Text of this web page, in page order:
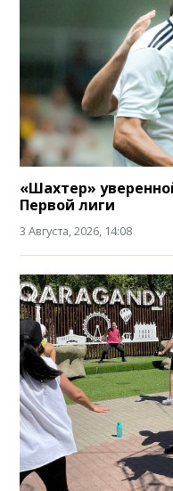
«Шахтер»
Первой лиги
3 Августа, 2026, 14:08